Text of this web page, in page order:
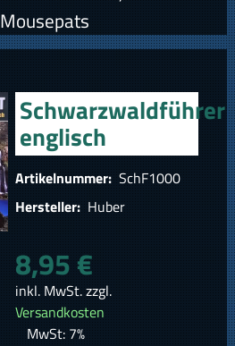
Mousepats
Schwarzwaldführer
englisch
Artikelnummer: SchF1000
Hersteller: Huber
8,95 €
inkl. MwSt. zzgl.
Versandkosten
MwSt: 7%